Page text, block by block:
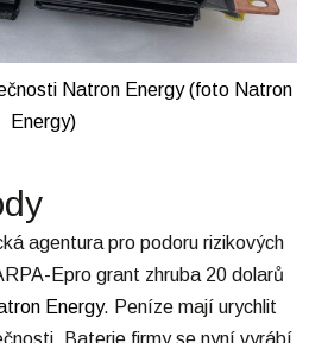
Natron Energy (foto Natron
Energy)
agentura pro podoru rizikových
Epro grant zhruba 20 dolarů
Energy. Peníze mají urychlit